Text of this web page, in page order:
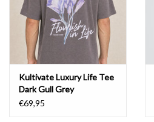
Kultivate Luxury Life Tee
Dark Gull Grey
€69,95